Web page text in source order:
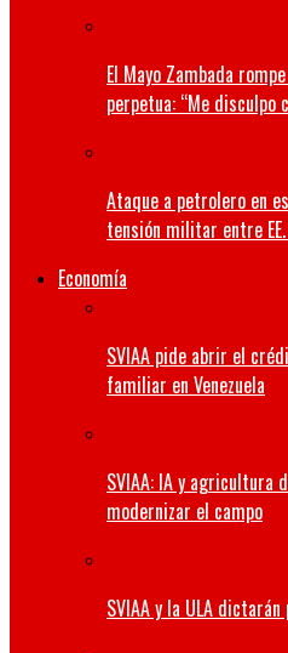
El Mayo Zambada
perpetua: “Me disculpo
Ataque a petrolero en
tensión militar entre
Economía
SVIAA pide abrir el
familiar en Venezuela
SVIAA: IA y agricultura
modernizar el campo
SVIAA y la ULA